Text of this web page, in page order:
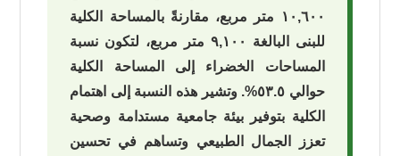
١٠,٦٠٠ متر مربع، مقارنةً بالمساحة الكلية
للبنى البالغة ٩,١٠٠ متر مربع، لتكون نسبة
المساحات الخضراء إلى المساحة الكلية
حوالي ٥٣.٥%. وتشير هذه النسبة إلى اهتمام
الكلية بتوفير بيئة جامعية مستدامة وصحية
تعزز الجمال الطبيعي وتساهم في تحسين